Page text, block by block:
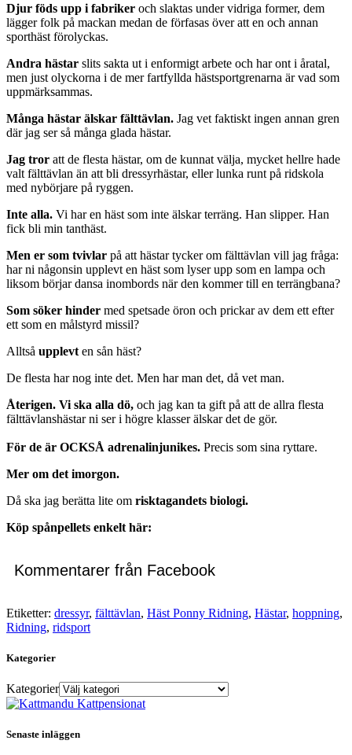
Djur föds upp i fabriker och slaktas under vidriga former, dem
lägger folk på mackan medan de förfasas över att en och annan
sporthäst förolyckas.
Andra hästar slits sakta ut i enformigt arbete och har ont i åratal,
men just olyckorna i de mer fartfyllda hästsportgrenarna är vad som
uppmärksammas.
Många hästar älskar fälttävlan. Jag vet faktiskt ingen annan gren
där jag ser så många glada hästar.
Jag tror att de flesta hästar, om de kunnat välja, mycket hellre hade
valt fälttävlan än att bli dressyrhästar, eller lunka runt på ridskola
med nybörjare på ryggen.
Inte alla. Vi har en häst som inte älskar terräng. Han slipper. Han
fick bli min tanthäst.
Men er som tvivlar på att hästar tycker om fälttävlan vill jag fråga:
har ni någonsin upplevt en häst som lyser upp som en lampa och
liksom börjar dansa inombords när den kommer till en terrängbana?
Som söker hinder med spetsade öron och prickar av dem ett efter
ett som en målstyrd missil?
Alltså upplevt en sån häst?
De flesta har nog inte det. Men har man det, då vet man.
Återigen. Vi ska alla dö, och jag kan ta gift på att de allra flesta
fälttävlanshästar ni ser i högre klasser älskar det de gör.
För de är OCKSÅ adrenalinjunikes. Precis som sina ryttare.
Mer om det imorgon.
Då ska jag berätta lite om risktagandets biologi.
Köp spånpellets enkelt här:
Kommentarer från Facebook
Etiketter: dressyr, fälttävlan, Häst Ponny Ridning, Hästar, hoppning,
Ridning, ridsport
Kategorier
Kategorier
Senaste inläggen